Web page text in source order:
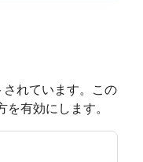
れています。この
有効にします。